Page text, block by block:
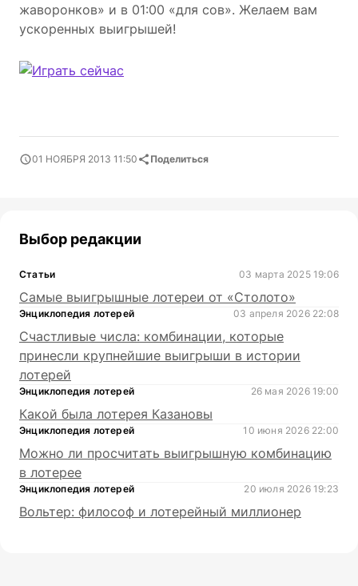
жаворонков» и в 01:00 «для сов». Желаем вам
ускоренных выигрышей!
01 НОЯБРЯ 2013 11:50 Поделиться
Выбор редакции
Статьи 03 марта 2025 19:06
Самые выигрышные лотереи от «Столото»
Энциклопедия лотерей 03 апреля 2026 22:08
Счастливые числа: комбинации, которые
принесли крупнейшие выигрыши в истории
лотерей
Энциклопедия лотерей 26 мая 2026 19:00
Какой была лотерея Казановы
Энциклопедия лотерей 10 июня 2026 22:00
Можно ли просчитать выигрышную комбинацию
в лотерее
Энциклопедия лотерей 20 июля 2026 19:23
Вольтер: философ и лотерейный миллионер